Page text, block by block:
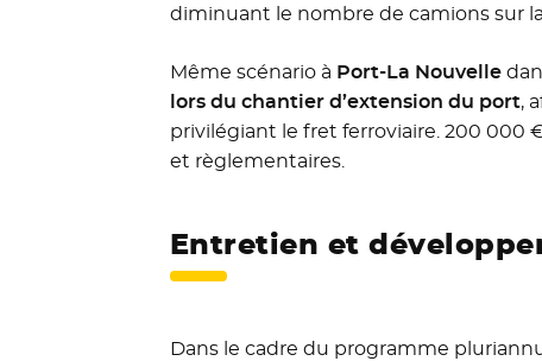
diminuant le nombre de camions sur
Même scénario à Port-La Nouvelle
lors du chantier d’extension du port,
privilégiant le fret ferroviaire. 200 000
et règlementaires.
Entretien et
Dans le cadre du programme